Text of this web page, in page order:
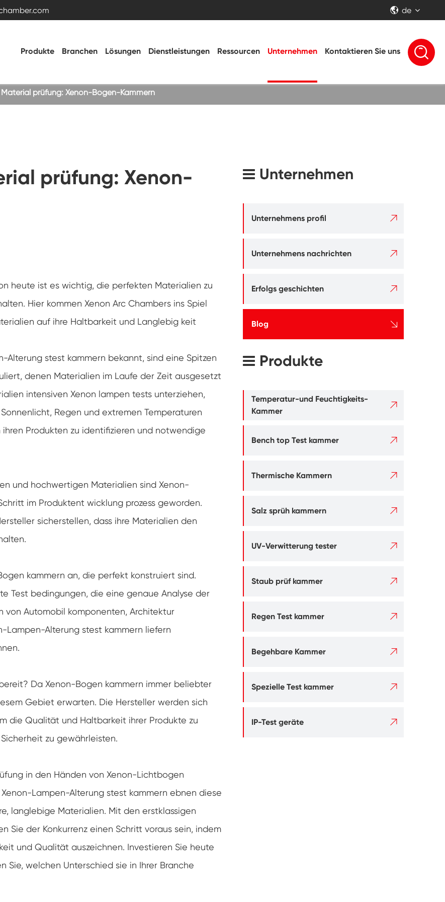
 de
Produkte
Vibrations kammer
Umwelt kontrollierte Kammer
Thermische Luft feuchtigkeit Kammer
Kryogene Kammer
Feuchte Heiz kammer für PV-Module
Klima-und Temperatur prüf kammer
Heiße kalte Temperatur prüf kammer
Konstantes Klima kabinett
Explosions geschützte Batterie Thermische
Runaway-Kammer
Temperatur-Vibrations maschine
Industrie ofen für Batterien
Doppelte Tür benutzer definierte
Temperatur-Feuchtigkeits-Kammer
Haltbarkeit prüfungs kammer
Temperatur- und Feuchtegesteuerte
Umweltkonditionierungseinheit
Temperatur-und Niederluftdruck-Prüf
kammer
Feuchtigkeits-Kammern
Branchen Lösungen Dienstleistungen Ressourcen Unternehmen Kontaktieren Sie uns 
prüfung: Xenon-Bogen-Kammern
prüfung: Xenon-
heute ist es wichtig, die perfekten Materialien zu
Hier kommen Xenon Arc Chambers ins Spiel
auf ihre Haltbarkeit und Langlebig keit
Alterung stest kammern bekannt, sind eine Spitzen
denen Materialien im Laufe der Zeit ausgesetzt
intensiven Xenon lampen tests unterziehen,
Regen und extremen Temperaturen
Produkten zu identifizieren und notwendige
und hochwertigen Materialien sind Xenon-
im Produktent wicklung prozess geworden.
sicherstellen, dass ihre Materialien den
kammern an, die perfekt konstruiert sind.
Test bedingungen, die eine genaue Analyse der
von Automobil komponenten, Architektur
Lampen-Alterung stest kammern liefern
Da Xenon-Bogen kammern immer beliebter
Gebiet erwarten. Die Hersteller werden sich
die Qualität und Haltbarkeit ihrer Produkte zu
zu gewährleisten.
in den Händen von Xenon-Lichtbogen
Lampen-Alterung stest kammern ebnen diese
langlebige Materialien. Mit den erstklassigen
Sie der Konkurrenz einen Schritt voraus sein, indem
und Qualität auszeichnen. Investieren Sie heute
welchen Unterschied sie in Ihrer Branche
Unternehmen
Unternehmens profil 
Unternehmens nachrichten 
Erfolgs geschichten 
Blog 
Produkte
Temperatur-und Feuchtigkeits-
Kammer

Bench top Test kammer 
Thermische Kammern 
Salz sprüh kammern 
UV-Verwitterung tester 
Staub prüf kammer 
Regen Test kammer 
Begehbare Kammer 
Spezielle Test kammer 
IP-Test geräte 